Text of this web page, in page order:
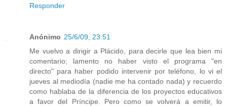
Responder
Anónimo 25/6/09, 23:51
Me vuelvo a dirigir a Plácido, para decirle que lea bien mi
comentario; lamento no haber visto el programa "en
directo" para haber podido intervenir por teléfono, lo vi el
jueves al mediodía (nadie me ha contado nada) y recuerdo
como hablaba de la diferencia de los proyectos educativos
a favor del Príncipe. Pero como se volverá a emitir, lo